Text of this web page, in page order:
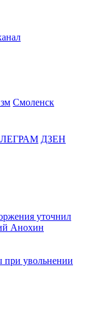
Смоленск
ДЗЕН
уточнил
Анохин
при увольнении